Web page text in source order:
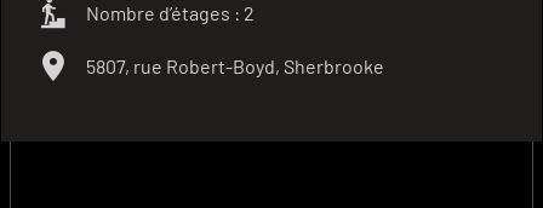
Nombre d’étages : 2
5807, rue Robert-Boyd, Sherbrooke